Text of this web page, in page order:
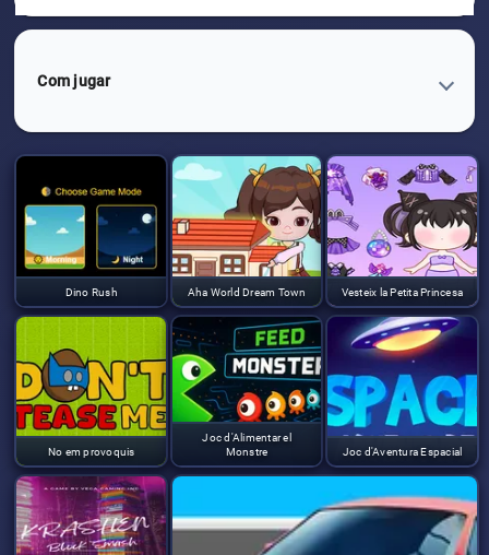
Com jugar
Dino Rush Aha World Dream Town Vesteix la Petita Princesa
No em provoquis
Joc d'Alimentar el
Monstre
Joc d'Aventura Espacial